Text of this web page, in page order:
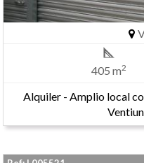
405 m2
Alquiler - Amplio local